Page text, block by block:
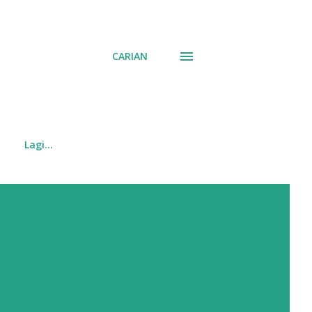
CARIAN
Lagi…